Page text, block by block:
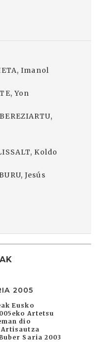
Imanol
Yon
Koldo
Jesús
2005
Eusko
Artetsu
dio
Artisautza
Saria 2003